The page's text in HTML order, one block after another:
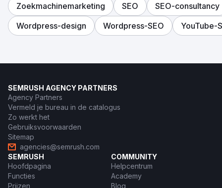
Zoekmachinemarketing
SEO
SEO-consultancy
Wordpress-design
Wordpress-SEO YouTube-
SEMRUSH AGENCY PARTNERS
Agency Partners
Vermeld je bureau in de catalogus
Zo werkt het
Gebruiksvoorwaarden
Sitemap
agencies@semrush.com
SEMRUSH
Hoofdpagina
Functies
Prijzen
COMMUNITY
Helpcentrum
Academy
Blog